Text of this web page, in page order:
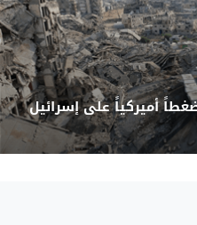
أميركياً على إسرائيل